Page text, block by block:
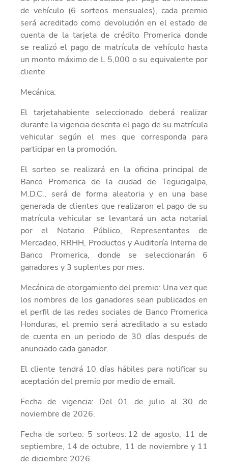
de vehículo (6 sorteos mensuales), cada premio
será acreditado como devolución en el estado de
cuenta de la tarjeta de crédito Promerica donde
se realizó el pago de matrícula de vehículo hasta
un monto máximo de L 5,000 o su equivalente por
cliente
Mecánica:
El tarjetahabiente seleccionado deberá realizar
durante la vigencia descrita el pago de su matrícula
vehicular según el mes que corresponda para
participar en la promoción.
El sorteo se realizará en la oficina principal de
Banco Promerica de la ciudad de Tegucigalpa,
M.D.C., será de forma aleatoria y en una base
generada de clientes que realizaron el pago de su
matrícula vehicular se levantará un acta notarial
por el Notario Público, Representantes de
Mercadeo, RRHH, Productos y Auditoría Interna de
Banco Promerica, donde se seleccionarán 6
ganadores y 3 suplentes por mes.
Mecánica de otorgamiento del premio: Una vez que
los nombres de los ganadores sean publicados en
el perfil de las redes sociales de Banco Promerica
Honduras, el premio será acreditado a su estado
de cuenta en un periodo de 30 días después de
anunciado cada ganador.
El cliente tendrá 10 días hábiles para notificar su
aceptación del premio por medio de email.
Fecha de vigencia: Del 01 de julio al 30 de
noviembre de 2026.
Fecha de sorteo: 5 sorteos: 12 de agosto, 11 de
septiembre, 14 de octubre, 11 de noviembre y 11
de diciembre 2026.